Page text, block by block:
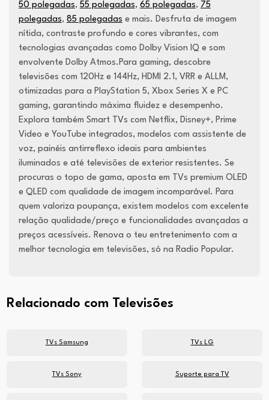
50 polegadas, 55 polegadas, 65 polegadas, 75
polegadas, 85 polegadas e mais. Desfruta de imagem
nítida, contraste profundo e cores vibrantes, com
tecnologias avançadas como Dolby Vision IQ e som
envolvente Dolby Atmos.Para gaming, descobre
televisões com 120Hz e 144Hz, HDMI 2.1, VRR e ALLM,
otimizadas para a PlayStation 5, Xbox Series X e PC
gaming, garantindo máxima fluidez e desempenho.
Explora também Smart TVs com Netflix, Disney+, Prime
Video e YouTube integrados, modelos com assistente de
voz, painéis antirreflexo ideais para ambientes
iluminados e até televisões de exterior resistentes. Se
procuras o topo de gama, aposta em TVs premium OLED
e QLED com qualidade de imagem incomparável. Para
quem valoriza poupança, existem modelos com excelente
relação qualidade/preço e funcionalidades avançadas a
preços acessíveis. Renova o teu entretenimento com a
melhor tecnologia em televisões, só na Radio Popular.
Relacionado com Televisões
TVs Samsung TVs LG
TVs Sony Suporte para TV